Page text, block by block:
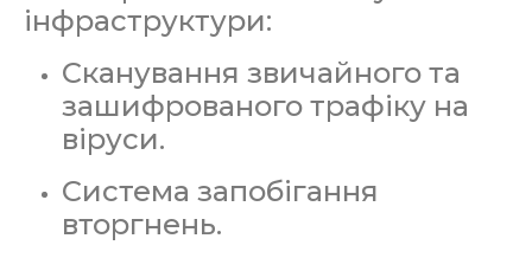
інфраструктури:
Сканування звичайного та
зашифрованого трафіку на
віруси.
Система запобігання
вторгнень.